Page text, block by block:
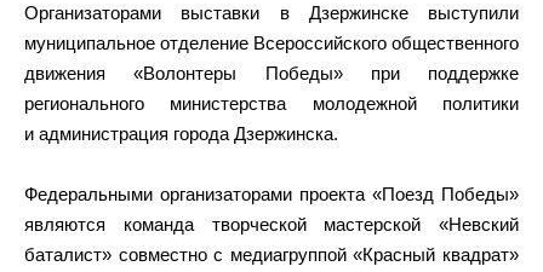
Организаторами выставки в Дзержинске выступили
муниципальное отделение Всероссийского общественного
движения «Волонтеры Победы» при поддержке
регионального министерства молодежной политики
и администрация города Дзержинска.
Федеральными организаторами проекта «Поезд Победы»
являются команда творческой мастерской «Невский
баталист» совместно с медиагруппой «Красный квадрат»